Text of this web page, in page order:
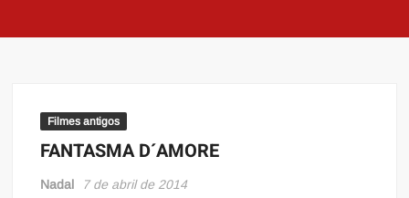
Filmes antigos
FANTASMA D´AMORE
Nadal 7 de abril de 2014